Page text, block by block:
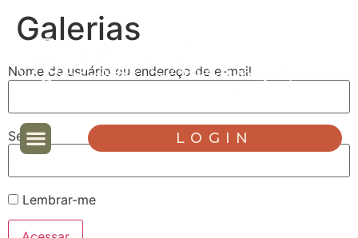
LOGIN
Galerias
Nome de usuário ou endereço de e-mail
Senha
Lembrar-me